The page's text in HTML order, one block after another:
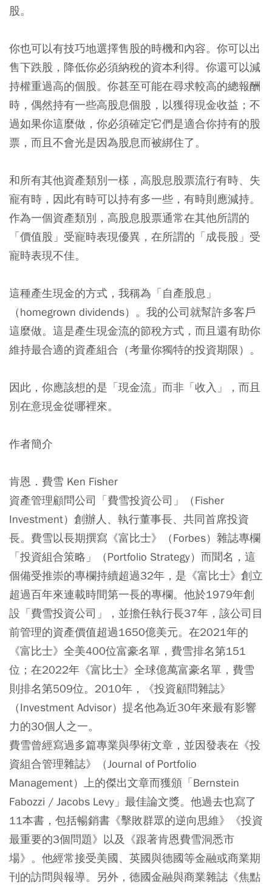
股。
你也可以有技巧地選擇售股的時機和內容。你可以出
售下跌股，降低你必須納稅的資本利得。你還可以減
持權重過高的個股。你甚至可能在尋求較高的總報酬
時，偶然持有一些高股息個股，以獲得現金收益；不
過如果你這麼做，你必須確定它們是適合你持有的股
票，而且不會光是因為股息而被綁住了。
和所有其他資產類別一樣，高股息股票流行有時、失
寵有時，因此有時可以持有多一些，有時則應減持。
作為一個資產類別，高股息股票通常在其他所謂的
「價值股」受寵時表現優異，在所謂的「成長股」受
寵時表現不佳。
這種產生現金的方式，我稱為「自產股息」
（homegrown dividends）。我的公司就幫許多客戶
這麼做。這是產生現金流的節稅方式，而且還有助你
維持最合適的資產組合（考量你獨特的投資期限）。
因此，你應該想的是「現金流」而非「收入」，而且
別在意現金從哪裡來。
作者簡介
肯恩．費雪 Ken Fisher
資產管理顧問公司「費雪投資公司」（Fisher
Investment）創辦人、執行董事長、共同首席投資
長。費雪以長期撰寫《富比士》（Forbes）雜誌專欄
「投資組合策略」（Portfolio Strategy）而聞名，這
個備受推崇的專欄持續超過32年，是《富比士》創立
超過百年來連載時間第一長的專欄。他於1979年創
設「費雪投資公司」，並擔任執行長37年，該公司目
前管理的資產價值超過1650億美元。在2021年的
《富比士》全美400位富豪名單，費雪排名第151
位；在2022年《富比士》全球億萬富豪名單，費雪
則排名第509位。2010年，《投資顧問雜誌》
（Investment Advisor）提名他為近30年來最有影響
力的30個人之一。
費雪曾經寫過多篇專業與學術文章，並因發表在《投
資組合管理雜誌》（Journal of Portfolio
Management）上的傑出文章而獲頒「Bernstein
Fabozzi / Jacobs Levy」最佳論文獎。他過去也寫了
11本書，包括暢銷書《擊敗群眾的逆向思維》《投資
最重要的3個問題》以及《跟著肯恩費雪洞悉市
場》。他經常接受美國、英國與德國等金融或商業期
刊的訪問與報導。另外，德國金融與商業雜誌《焦點